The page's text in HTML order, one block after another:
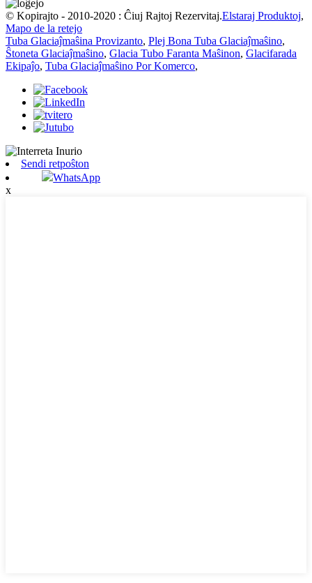
© Kopirajto - 2010-2020 : Ĉiuj Rajtoj Rezervitaj.Elstaraj Produktoj,
Mapo de la retejo
Tuba Glaciaĵmaŝina Provizanto, Plej Bona Tuba Glaciaĵmaŝino,
Ŝtoneta Glaciaĵmaŝino, Glacia Tubo Faranta Maŝinon, Glacifarada
Ekipaĵo, Tuba Glaciaĵmaŝino Por Komerco,
Sendi retpoŝton
WhatsApp
x